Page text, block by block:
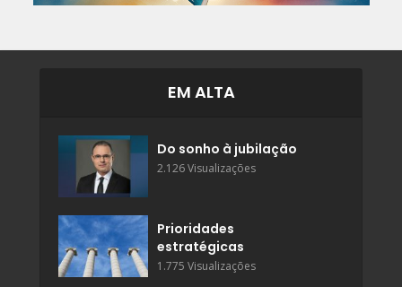
EM ALTA
Do sonho à jubilação
2.126 Visualizações
Prioridades
estratégicas
1.775 Visualizações